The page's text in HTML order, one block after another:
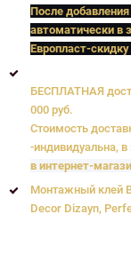
После
автоматически в
Европласт-
БЕСПЛАТНАЯ
000 руб.
Стоимость
-индивидуальна,
в интернет-
Монтажный клей
Decor Dizayn,